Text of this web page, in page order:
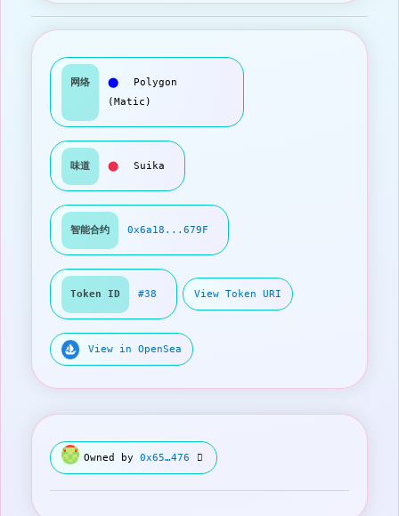
网络 ⬤
Polygon
(Matic)
味道 ⬤ Suika
智能合约 0x6a18...679F
Token ID #38 View Token URI
View in OpenSea
Owned by0x65…476